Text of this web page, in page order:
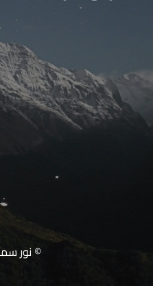
© نور